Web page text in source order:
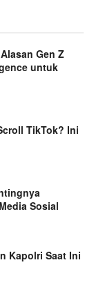
Gen Z
untuk
TikTok? Ini
Sosial
Kapolri Saat Ini